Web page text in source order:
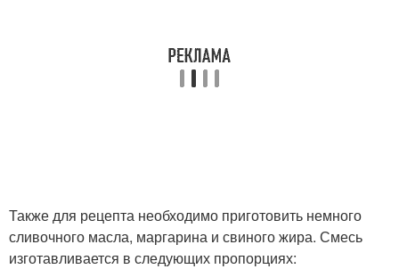
Также для рецепта необходимо приготовить немного
сливочного масла, маргарина и свиного жира. Смесь
изготавливается в следующих пропорциях: